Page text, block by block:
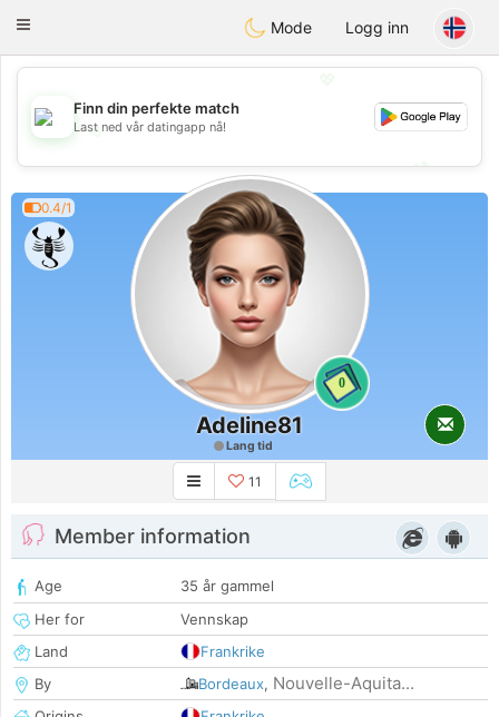
Maroc Dating
Toggle
Mode Logg inn
💖
💕
💕
Finn din perfekte match
Last ned vår datingapp nå!
0.4/1
0
Adeline81
Lang tid
11
Member information
Age
35 år gammel
Her for
Vennskap
Land
Frankrike
By
Bordeaux, Nouvelle-Aquita...